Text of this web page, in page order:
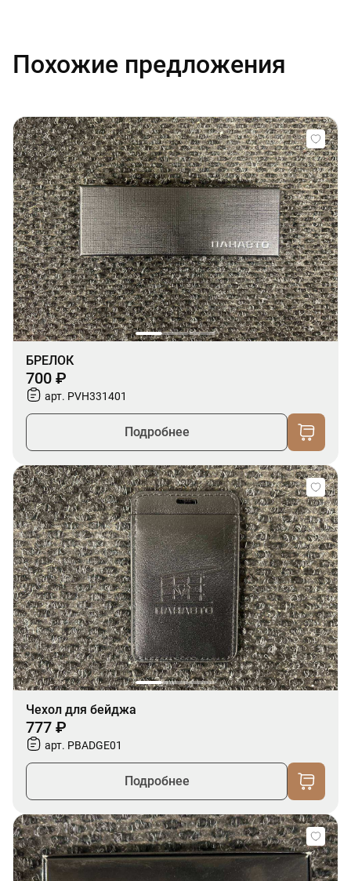
Похожие предложения
БРЕЛОК
700 ₽
арт. PVH331401
Подробнее
Чехол для бейджа
777 ₽
арт. PBADGE01
Подробнее